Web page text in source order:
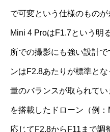
で可変という仕様のもの
Mini 4 ProはF1.7という明
所での撮影にも強い設計
ンはF2.8あたりが標準と
量のバランスが取られて
を搭載したドローン（例
応じてF2.8からF11まで調